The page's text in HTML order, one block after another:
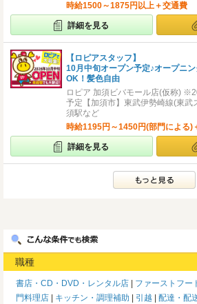
時給1500～1875円以上＋交通費
詳細を見る
【ロピアスタッフ】
10月中旬オープン予定♪オープニ
OK！髪色自由
ロピア 加須ビバモール店(仮称)
予定【加須市】東武伊勢崎線(東武
須駅など
時給1195円～1450円(部門による)
詳細を見る
職種
書店・CD・DVD・レンタル店 ファーストフー
門料理店
キッチン・調理補助 引越 配達・配